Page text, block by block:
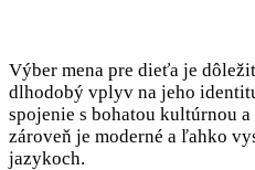
Výber mena pre dieťa je
dlhodobý vplyv na jeho
spojenie s bohatou kultúrnou
zároveň je moderné a ľahko
jazykoch.